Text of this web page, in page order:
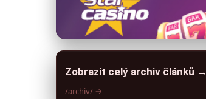
Zobrazit celý archiv článků →
/archiv/ →